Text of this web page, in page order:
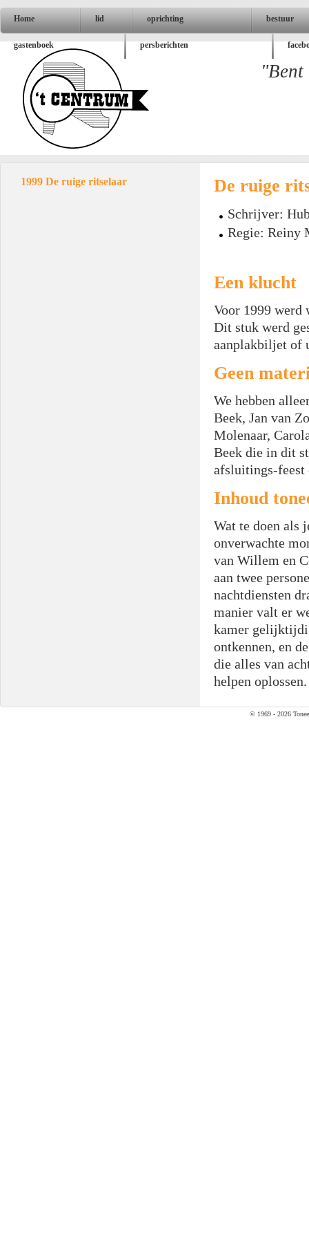
Home lid oprichting bestuur
gastenboek persberichten
"Bent
1999 De ruige ritselaar De ruige
Schrijver:
Regie: Reiny
Een klucht
Voor 1999 werd
Dit stuk werd
aanplakbiljet of
Geen
We hebben
Beek, Jan van
Molenaar,
Beek die in dit
afsluitings-feest
Inhoud
Wat te doen als
onverwachte
van Willem en
aan twee
nachtdiensten
manier valt er
kamer
ontkennen, en
die alles van
helpen oplossen.
© 1969 - 2026